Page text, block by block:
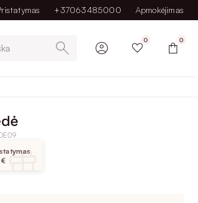
+37063485000 Apmokėjimas
0 0